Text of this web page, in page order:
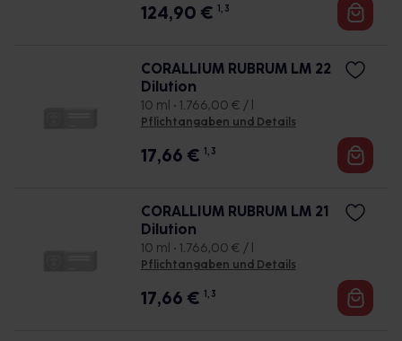
124,90 € 1, 3
CORALLIUM RUBRUM LM 22
Dilution
10 ml • 1.766,00 € / l
Pflichtangaben und Details
17,66 € 1, 3
CORALLIUM RUBRUM LM 21
Dilution
10 ml • 1.766,00 € / l
Pflichtangaben und Details
17,66 € 1, 3